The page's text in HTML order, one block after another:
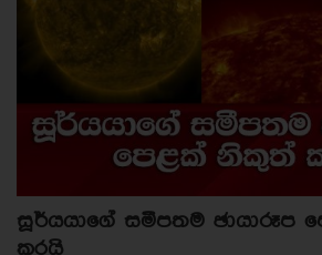
සූර්යයාගේ සමීපතම ඡායාරූප
කරයි